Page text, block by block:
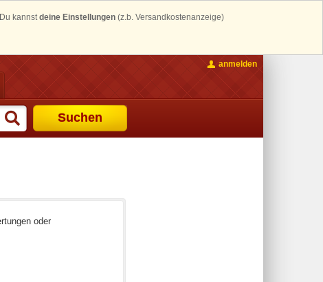
kannstdeine Einstellungen (z.b. Versandkostenanzeige)
Suchen
anmelden
oder